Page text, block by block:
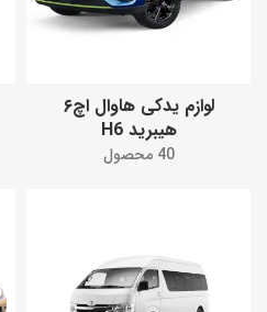
لوازم یدکی هاوال اچ۶
هیبرید H6
40 محصول